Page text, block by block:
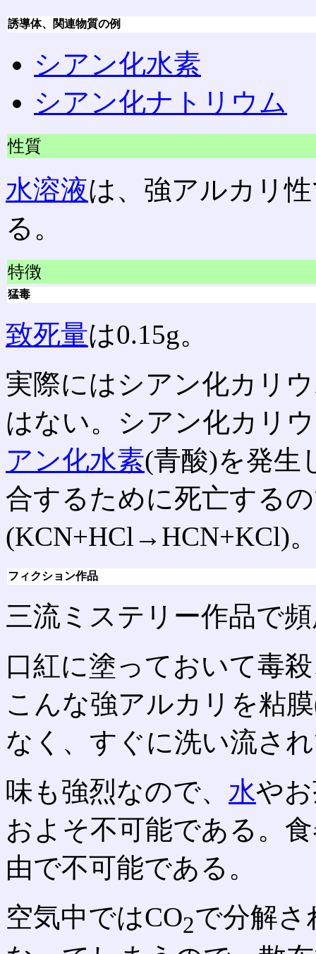
誘導体、関連物質の例
シアン化水素
シアン化ナトリウム
性質
水溶液は、強アルカリ
る。
特徴
猛毒
致死量は0.15g。
実際にはシアン化カリ
はない。シアン化カリ
アン化水素(青酸)を発生
合するために死亡する
(KCN+HCl→HCN+KCl)
フィクション作品
三流ミステリー作品で
口紅に塗っておいて毒
こんな強アルカリを粘
なく、すぐに洗い流さ
味も強烈なので、 水や
およそ不可能である。
由で不可能である。
空気中ではCO2で分解さ